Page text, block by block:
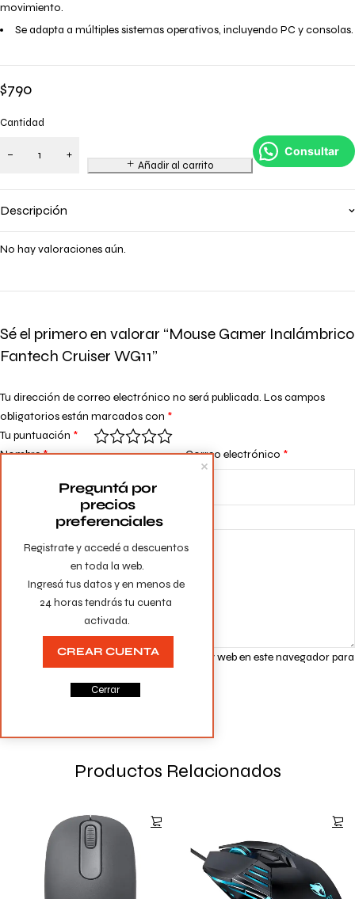
movimiento.
Se adapta a múltiples sistemas operativos, incluyendo PC y consolas.
$790
Cantidad
Añadir al carrito
Consultar
Descripción
No hay valoraciones aún.
Sé el primero en valorar “Mouse Gamer Inalámbrico
Fantech Cruiser WG11”
Tu dirección de correo electrónico no será publicada. Los campos
obligatorios están marcados con *
Tu puntuación *
Nombre* Correo electrónico *
Guarda mi nombre, correo electrónico y web en este navegador para
Productos Relacionados
Registrate y accedé a descuentos
en toda la web.
Ingresá tus datos y en menos de
24 horas tendrás tu cuenta
activada.
Preguntá por
precios
preferenciales
CREAR CUENTA
Cerrar